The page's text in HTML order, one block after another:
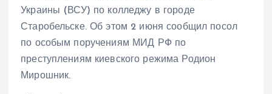
Украины (ВСУ) по колледжу в городе
Старобельске. Об этом 2 июня сообщил посол
по особым поручениям МИД РФ по
преступлениям киевского режима Родион
Мирошник.